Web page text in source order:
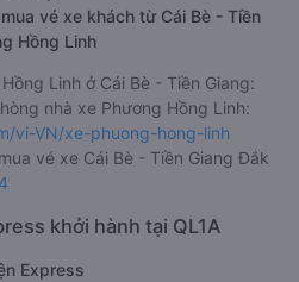
vé xe khách từ Cái Bè - Tiền
Hồng Linh
Linh ở Cái Bè - Tiền Giang:
nhà xe Phương Hồng Linh:
vi-VN/xe-phuong-hong-linh
vé xe Cái Bè - Tiền Giang Đắk
khởi hành tại QL1A
Express